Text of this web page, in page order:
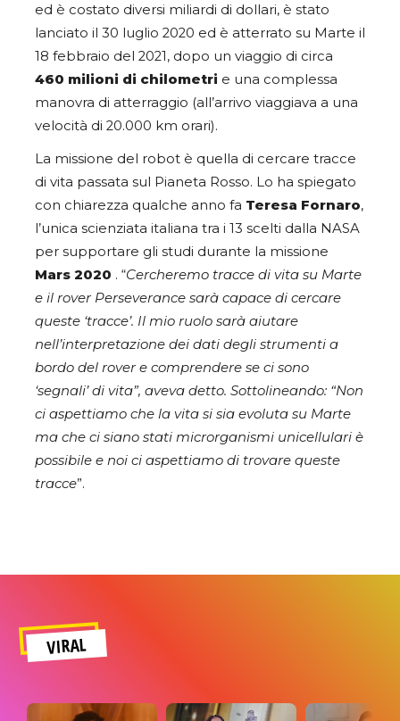
ed è costato diversi miliardi di dollari, è stato
lanciato il 30 luglio 2020 ed è atterrato su Marte il
18 febbraio del 2021, dopo un viaggio di circa
460 milioni di chilometri e una complessa
manovra di atterraggio (all’arrivo viaggiava a una
velocità di 20.000 km orari).
La missione del robot è quella di cercare tracce
di vita passata sul Pianeta Rosso. Lo ha spiegato
con chiarezza qualche anno fa Teresa Fornaro,
l’unica scienziata italiana tra i 13 scelti dalla NASA
per supportare gli studi durante la missione
Mars 2020 . “Cercheremo tracce di vita su Marte
e il rover Perseverance sarà capace di cercare
queste ‘tracce’. Il mio ruolo sarà aiutare
nell’interpretazione dei dati degli strumenti a
bordo del rover e comprendere se ci sono
‘segnali’ di vita”, aveva detto. Sottolineando: “Non
ci aspettiamo che la vita si sia evoluta su Marte
ma che ci siano stati microrganismi unicellulari è
possibile e noi ci aspettiamo di trovare queste
tracce”.
VIRAL